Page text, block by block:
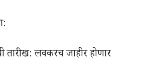
तारीख: लवकरच जाहीर होणार